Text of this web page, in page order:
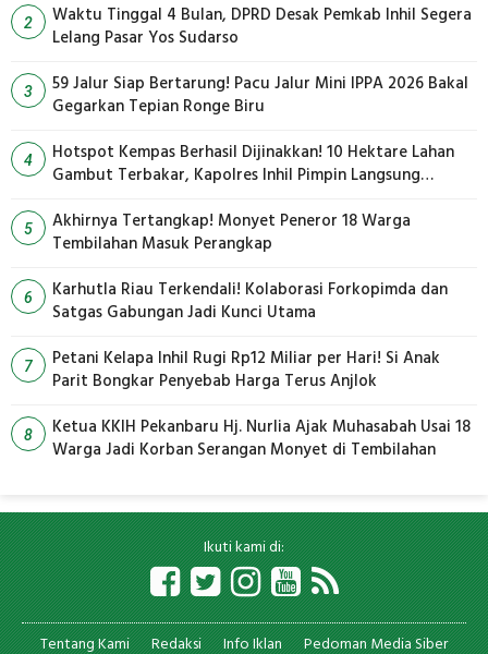
2
Waktu Tinggal 4 Bulan, DPRD Desak Pemkab Inhil Segera
Lelang Pasar Yos Sudarso
3
59 Jalur Siap Bertarung! Pacu Jalur Mini IPPA 2026 Bakal
Gegarkan Tepian Ronge Biru
4
Hotspot Kempas Berhasil Dijinakkan! 10 Hektare Lahan
Gambut Terbakar, Kapolres Inhil Pimpin Langsung
5
Akhirnya Tertangkap! Monyet Peneror 18 Warga
Tembilahan Masuk Perangkap
6
Karhutla Riau Terkendali! Kolaborasi Forkopimda dan
Satgas Gabungan Jadi Kunci Utama
7
Petani Kelapa Inhil Rugi Rp12 Miliar per Hari! Si Anak
Parit Bongkar Penyebab Harga Terus Anjlok
8
Ketua KKIH Pekanbaru Hj. Nurlia Ajak Muhasabah Usai 18
Warga Jadi Korban Serangan Monyet di Tembilahan
Ikuti kami di:
Tentang Kami Redaksi Info Iklan Pedoman Media Siber